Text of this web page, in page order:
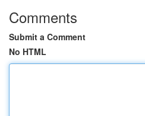
Comments
Submit a Comment
No HTML